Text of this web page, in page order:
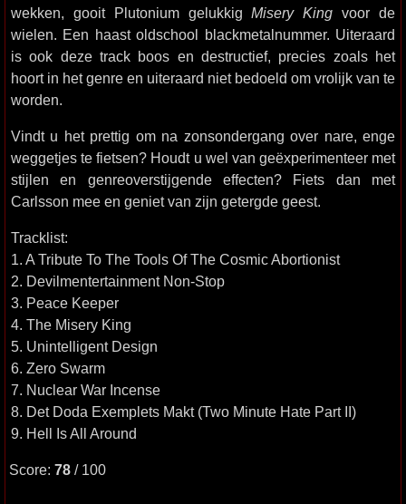
wekken, gooit Plutonium gelukkigMisery King voor de
wielen. Een haast oldschool blackmetalnummer. Uiteraard
is ook deze track boos en destructief, precies zoals het
hoort in het genre en uiteraard niet bedoeld om vrolijk van te
worden.
Vindt u het prettig om na zonsondergang over nare, enge
weggetjes te fietsen? Houdt u wel van geëxperimenteer met
stijlen en genreoverstijgende effecten? Fiets dan met
Carlsson mee en geniet van zijn getergde geest.
Tracklist:
1. A Tribute To The Tools Of The Cosmic Abortionist
2. Devilmentertainment Non-Stop
3. Peace Keeper
4. The Misery King
5. Unintelligent Design
6. Zero Swarm
7. Nuclear War Incense
8. Det Doda Exemplets Makt (Two Minute Hate Part II)
9. Hell Is All Around
Score: 78 / 100